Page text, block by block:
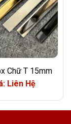
Chữ T 15mm
Liên Hệ